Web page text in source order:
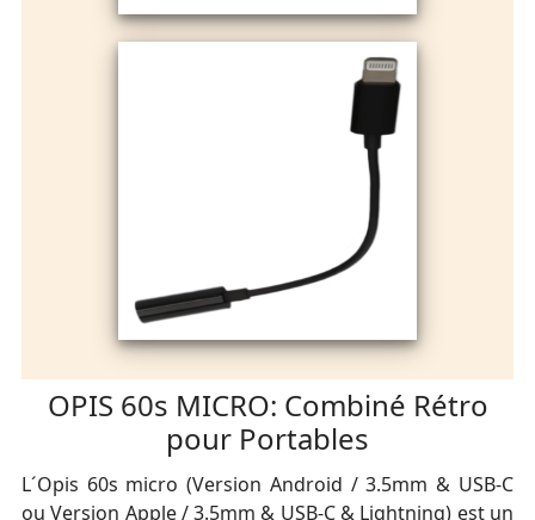
OPIS 60s MICRO: Combiné Rétro
pour Portables
L´Opis 60s micro (Version Android / 3.5mm & USB-C
ou Version Apple / 3.5mm & USB-C & Lightning) est un